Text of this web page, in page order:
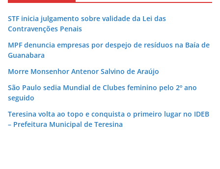
STF inicia julgamento sobre validade da Lei das
Contravenções Penais
MPF denuncia empresas por despejo de resíduos na Baía de
Guanabara
Morre Monsenhor Antenor Salvino de Araújo
São Paulo sedia Mundial de Clubes feminino pelo 2º ano
seguido
Teresina volta ao topo e conquista o primeiro lugar no IDEB
– Prefeitura Municipal de Teresina